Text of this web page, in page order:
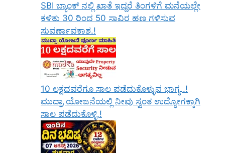
SBI ಬ್ಯಾಂಕ್ ನಲ್ಲಿ ಖಾತೆ ಇದ್ದರೆ ತಿಂಗಳಿಗೆ ಮನೆಯಲ್ಲೇ
ಕಳಿತು 30 ರಿಂದ 50 ಸಾವಿರ ಹಣ ಗಳಿಸುವ
ಸುವರ್ಣಾವಕಾಶ.!
10 ಲಕ್ಷದವರೆಗೂ ಸಾಲ ಪಡೆದುಕೊಳ್ಳುವ ಭಾಗ್ಯ..!
ಮುದ್ರಾ ಯೋಜನೆಯಲ್ಲಿ ನೀವು ಸ್ವಂತ ಉದ್ಯೋಗಕ್ಕಾಗಿ
ಸಾಲ ಪಡೆದುಕೊಳ್ಳಿ.!